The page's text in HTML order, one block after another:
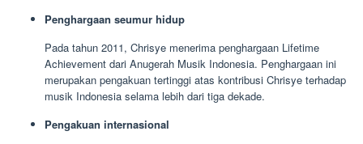
Penghargaan seumur hidup
Pada tahun 2011, Chrisye menerima penghargaan Lifetime
Achievement dari Anugerah Musik Indonesia. Penghargaan ini
merupakan pengakuan tertinggi atas kontribusi Chrisye terhadap
musik Indonesia selama lebih dari tiga dekade.
Pengakuan internasional